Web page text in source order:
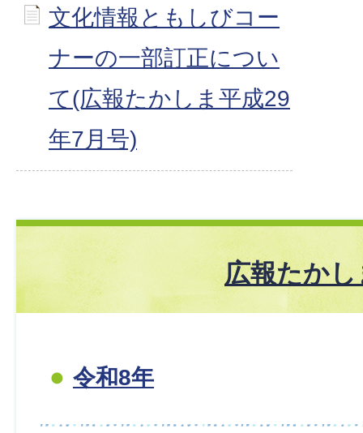
文化情報ともしびコー
ナーの一部訂正につい
て(広報たかしま平成29
年7月号)
広報たかし
令和8年